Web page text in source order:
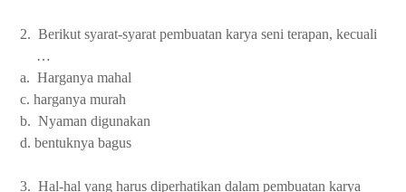
2. Berikut syarat-syarat pembuatan karya seni terapan, kecuali
…
a. Harganya mahal
c. harganya murah
b. Nyaman digunakan
d. bentuknya bagus
3. Hal-hal yang harus diperhatikan dalam pembuatan karya